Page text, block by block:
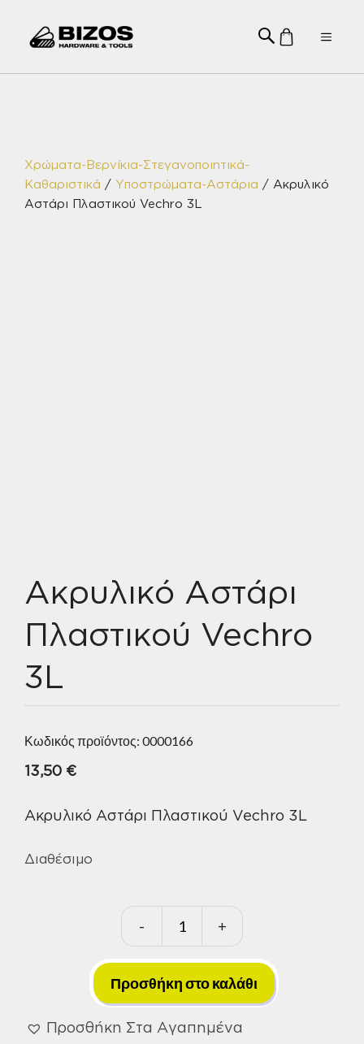
Menu
Χρώματα-Βερνίκια-Στεγανοποιητικά-
Καθαριστικά / Υποστρώματα-Αστάρια / Ακρυλικό
Αστάρι Πλαστικού Vechro 3L
Ακρυλικό Αστάρι
Πλαστικού Vechro
3L
Κωδικός προϊόντος: 0000166
13,50 €
Ακρυλικό Αστάρι Πλαστικού Vechro 3L
Διαθέσιμο
-
Ακρυλικό
Αστάρι
Πλαστικού
Vechro
3L
+
Προσθήκη στο καλάθι
Προσθήκη Στα Αγαπημένα